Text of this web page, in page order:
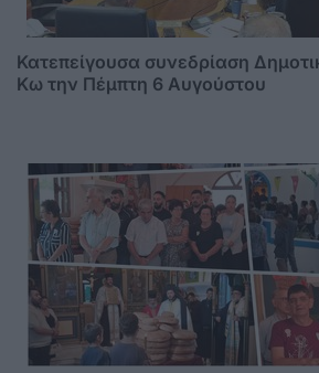
Κατεπείγουσα συνεδρίαση
Κω την Πέμπτη 6 Αυγούστου